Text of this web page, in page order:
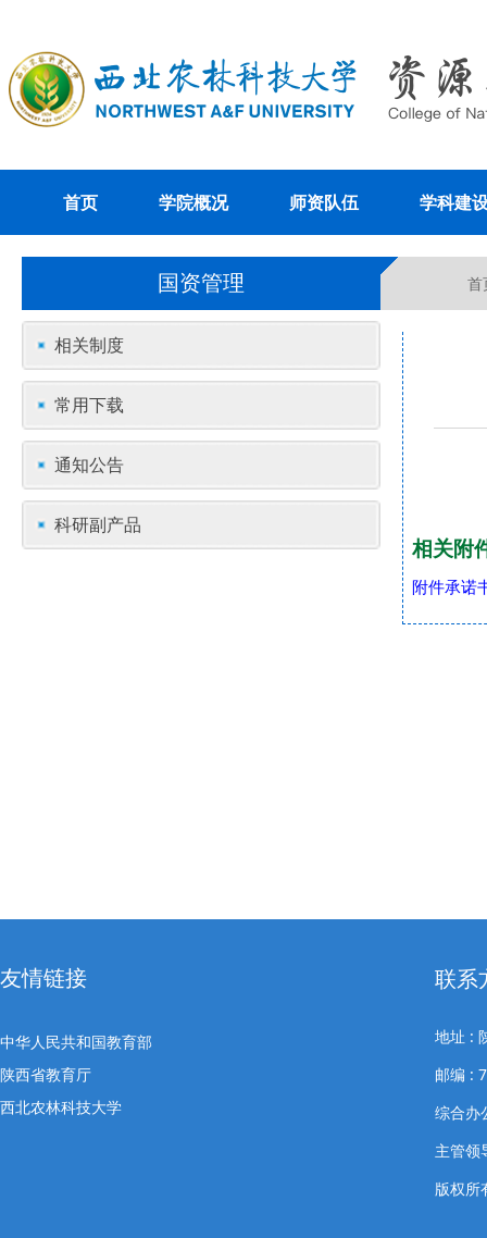
首页 学院概况 师资队伍 学科建
国资管理 首
相关制度
常用下载
通知公告
科研副产品
相关附
附件承诺
友情链接
中华人民共和国教育部
陕西省教育厅
西北农林科技大学
联系
地址 :
邮编 :
综合办
主管
版权